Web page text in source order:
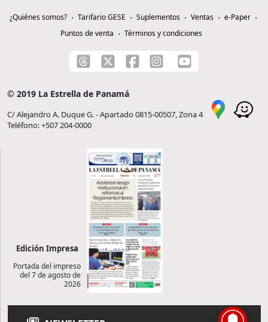
¿Quiénes somos? Tarifario GESE Suplementos Ventas
e-Paper
Puntos de venta
Términos y condiciones
© 2019 La Estrella de Panamá
C/ Alejandro A. Duque G. - Apartado 0815-00507, Zona 4
Teléfono: +507 204-0000
Edición Impresa
Portada del impreso
del 7 de agosto de
2026